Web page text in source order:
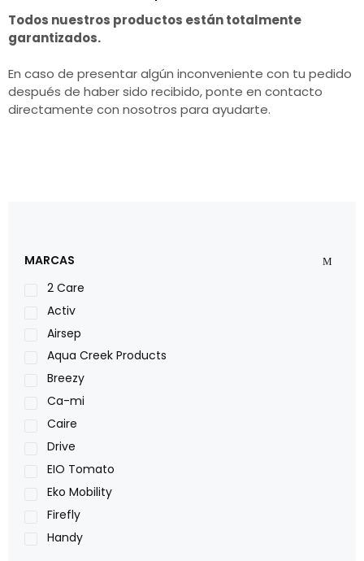
Todos nuestros productos están totalmente
garantizados.
En caso de presentar algún inconveniente con tu pedido
después de haber sido recibido, ponte en contacto
directamente con nosotros para ayudarte.
MARCAS
2 Care
Activ
Airsep
Aqua Creek Products
Breezy
Ca-mi
Caire
Drive
EIO Tomato
Eko Mobility
Firefly
Handy